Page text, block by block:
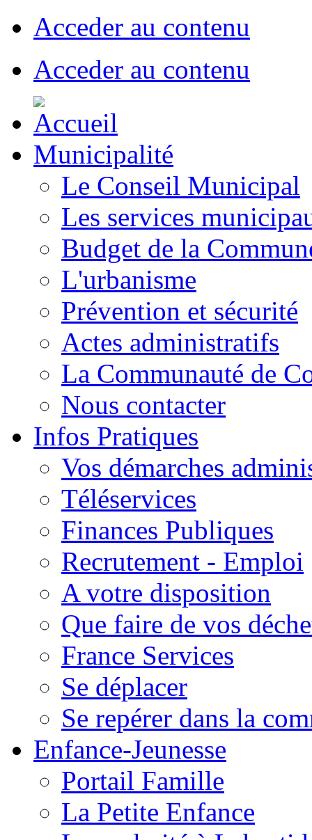
Acceder au contenu
Acceder au contenu
Municipalité
Le Conseil Municipal
Les services
Budget de la
L'urbanisme
Prévention et sécurité
Actes administratifs
La Communauté de
Nous contacter
Infos Pratiques
Vos démarches
Téléservices
Finances Publiques
Recrutement - Emploi
A votre disposition
Que faire de vos
France Services
Se déplacer
Se repérer dans la
Enfance-Jeunesse
Portail Famille
La Petite Enfance